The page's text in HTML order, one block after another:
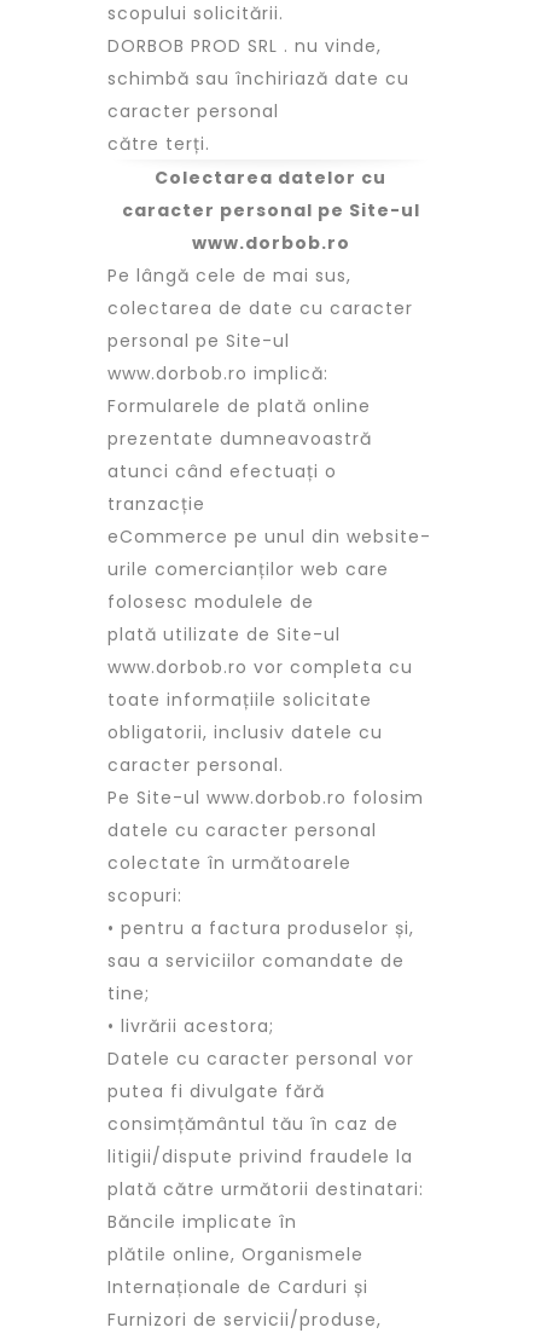
scopului solicitării.
DORBOB PROD SRL . nu vinde,
schimbă sau închiriază date cu
caracter personal
către terți.
Colectarea datelor cu
caracter personal pe Site-ul
www.dorbob.ro
Pe lângă cele de mai sus,
colectarea de date cu caracter
personal pe Site-ul
www.dorbob.ro implică:
Formularele de plată online
prezentate dumneavoastră
atunci când efectuați o
tranzacție
eCommerce pe unul din website-
urile comercianților web care
folosesc modulele de
plată utilizate de Site-ul
www.dorbob.ro vor completa cu
toate informațiile solicitate
obligatorii, inclusiv datele cu
caracter personal.
Pe Site-ul www.dorbob.ro folosim
datele cu caracter personal
colectate în următoarele
scopuri:
• pentru a factura produselor și,
sau a serviciilor comandate de
tine;
• livrării acestora;
Datele cu caracter personal vor
putea fi divulgate fără
consimțământul tău în caz de
litigii/dispute privind fraudele la
plată către următorii destinatari:
Băncile implicate în
plătile online, Organismele
Internaționale de Carduri și
Furnizori de servicii/produse,